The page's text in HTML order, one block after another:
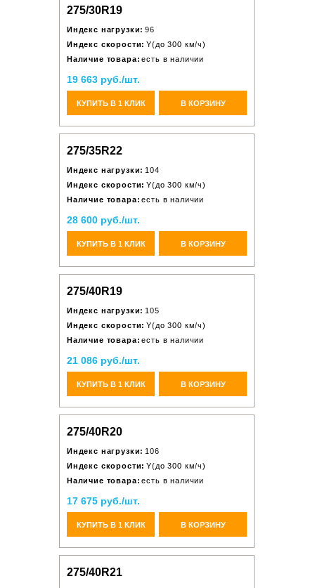
275/30R19
Индекс нагрузки: 96
Индекс скорости: Y(до 300 км/ч)
Наличие товара: есть в наличии
19 663 руб./шт.
КУПИТЬ В 1 КЛИК В КОРЗИНУ
275/35R22
Индекс нагрузки: 104
Индекс скорости: Y(до 300 км/ч)
Наличие товара: есть в наличии
28 600 руб./шт.
КУПИТЬ В 1 КЛИК В КОРЗИНУ
275/40R19
Индекс нагрузки: 105
Индекс скорости: Y(до 300 км/ч)
Наличие товара: есть в наличии
21 086 руб./шт.
КУПИТЬ В 1 КЛИК В КОРЗИНУ
275/40R20
Индекс нагрузки: 106
Индекс скорости: Y(до 300 км/ч)
Наличие товара: есть в наличии
17 675 руб./шт.
КУПИТЬ В 1 КЛИК В КОРЗИНУ
275/40R21